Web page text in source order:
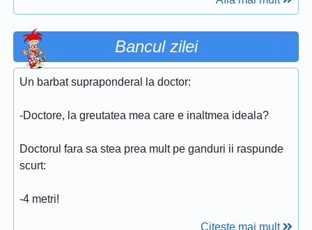
Bancul zilei
Un barbat supraponderal la doctor:
-Doctore, la greutatea mea care e inaltmea ideala?
Doctorul fara sa stea prea mult pe ganduri ii raspunde
scurt:
-4 metri!
Citeste mai mult